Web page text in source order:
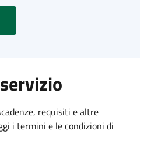
requisiti e altre
i termini e le condizioni di